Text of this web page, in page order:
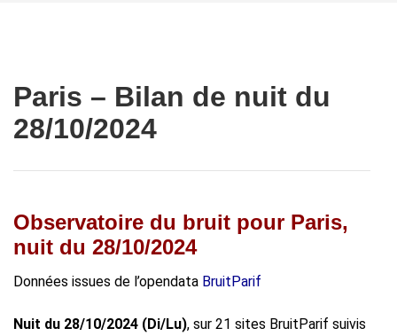
Paris – Bilan de nuit du
28/10/2024
Observatoire du bruit pour Paris,
nuit du 28/10/2024
Données issues de l’opendata BruitParif
Nuit du 28/10/2024 (Di/Lu), sur 21 sites BruitParif suivis